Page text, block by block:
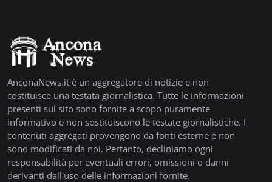
AnconaNews.it è un aggregatore di notizie e non
costituisce una testata giornalistica. Tutte le informazioni
presenti sul sito sono fornite a scopo puramente
informativo e non sostituiscono le testate giornalistiche. I
contenuti aggregati provengono da fonti esterne e non
sono modificati da noi. Pertanto, decliniamo ogni
responsabilità per eventuali errori, omissioni o danni
derivanti dall'uso delle informazioni fornite.